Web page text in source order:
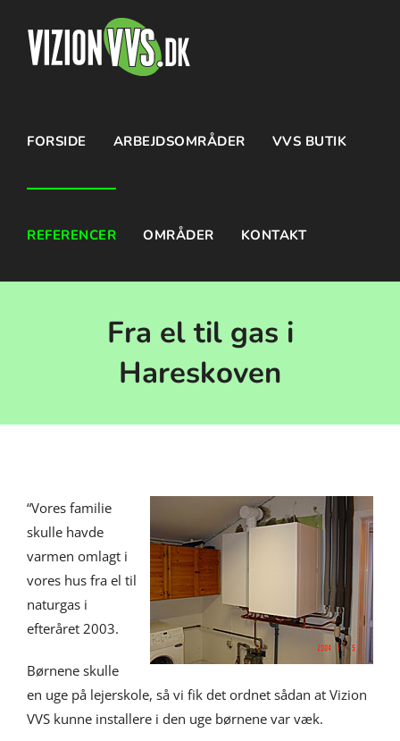
content
FORSIDE ARBEJDSOMRÅDER VVS BUTIK
REFERENCER OMRÅDER KONTAKT
Fra el til gas i
Hareskoven
“Vores familie
skulle havde
varmen omlagt i
vores hus fra el til
naturgas i
efteråret 2003.
Børnene skulle
en uge på lejerskole, så vi fik det ordnet sådan at Vizion
VVS kunne installere i den uge børnene var væk.